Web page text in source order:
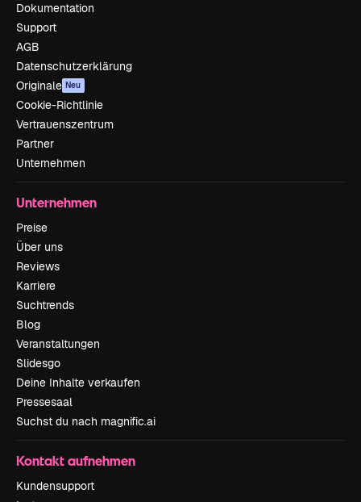
Dokumentation
Support
AGB
Datenschutzerklärung
Originale Neu
Cookie-Richtlinie
Vertrauenszentrum
Partner
Unternehmen
Unternehmen
Preise
Über uns
Reviews
Karriere
Suchtrends
Blog
Veranstaltungen
Slidesgo
Deine Inhalte verkaufen
Pressesaal
Suchst du nach magnific.ai
Kontakt aufnehmen
Kundensupport